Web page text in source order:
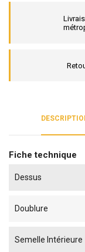
Fiche technique
Dessus
Doublure
Semelle Intérieure